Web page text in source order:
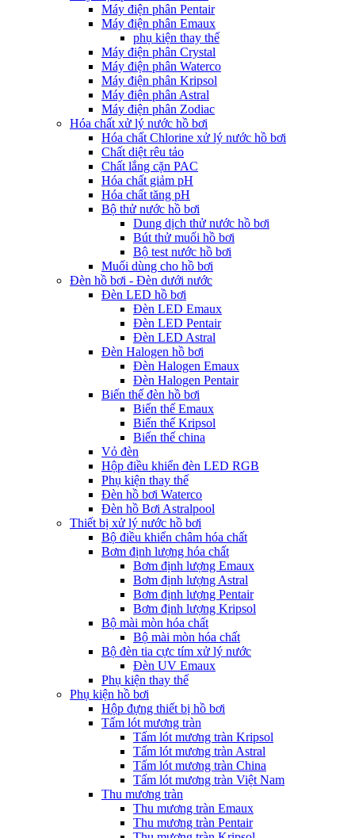
Máy điện phân Pentair
Máy điện phân Emaux
phụ kiện thay thế
Máy điện phân Crystal
Máy điện phân Waterco
Máy điện phân Kripsol
Máy điện phân Astral
Máy điện phân Zodiac
Hóa chất xử lý nước hồ bơi
Hóa chất Chlorine xử lý nước hồ bơi
Chất diệt rêu tảo
Chất lắng cặn PAC
Hóa chất giảm pH
Hóa chất tăng pH
Bộ thử nước hồ bơi
Dung dịch thử nước hồ bơi
Bút thử muối hồ bơi
Bộ test nước hồ bơi
Muối dùng cho hồ bơi
Đèn hồ bơi - Đèn dưới nước
Đèn LED hồ bơi
Đèn LED Emaux
Đèn LED Pentair
Đèn LED Astral
Đèn Halogen hồ bơi
Đèn Halogen Emaux
Đèn Halogen Pentair
Biến thế đèn hồ bơi
Biến thế Emaux
Biến thế Kripsol
Biến thế china
Vỏ đèn
Hộp điều khiển đèn LED RGB
Phụ kiện thay thế
Đèn hồ bơi Waterco
Đèn hồ Bơi Astralpool
Thiết bị xử lý nước hồ bơi
Bộ điều khiển châm hóa chất
Bơm định lượng hóa chất
Bơm định lượng Emaux
Bơm định lượng Astral
Bơm định lượng Pentair
Bơm định lượng Kripsol
Bộ mài mòn hóa chất
Bộ mài mòn hóa chất
Bộ đèn tia cực tím xử lý nước
Đèn UV Emaux
Phụ kiện thay thế
Phụ kiện hồ bơi
Hộp đựng thiết bị hồ bơi
Tấm lót mương tràn
Tấm lót mương tràn Kripsol
Tấm lót mương tràn Astral
Tấm lót mương tràn China
Tấm lót mương tràn Việt Nam
Thu mương tràn
Thu mương tràn Emaux
Thu mương tràn Pentair